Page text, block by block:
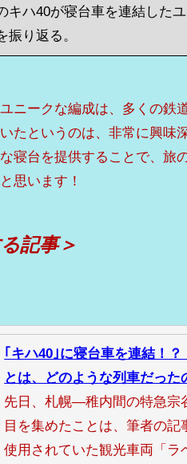
キハ40が寝台車を連結した
振り返る。
ユニークな編成は、多くの
たというのは、非常に興味
寝台を提供することで、旅
思います！
記事＞
｢キハ40｣に寝台車を連結！
とは、どのような列車だった
先日、札幌―稚内間の特急宗
目を集めたことは、筆者の記
使用されていた観光車両「ラ